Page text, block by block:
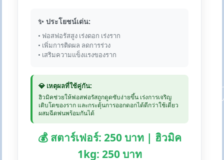
✨ ประโยชน์เด่น:
• ฟอสฟอรัสสูง เร่งดอก เร่งราก
• เพิ่มการติดผล ลดการร่วง
• เสริมความแข็งแรงของราก
💎 เหตุผลที่ใช้คู่กัน:
ฮิวมิคช่วยให้ฟอสฟอรัสถูกดูดซับง่ายขึ้น เร่งการเจริญ
เติบโตของราก และกระตุ้นการออกดอกได้ดีกว่าใช้เดี่ยว
ผสมฉีดพ่นพร้อมกันได้
💰 สตาร์เฟอร์: 250 บาท | ฮิวมิค
1kg: 250 บาท